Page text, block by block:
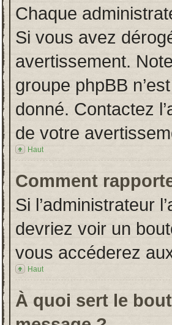
Chaque
Si vous avez
avertissement.
groupe phpBB
donné. Contactez
de votre
Haut
Comment
Si l’administrateur
devriez voir un
vous accéderez
Haut
À quoi sert le